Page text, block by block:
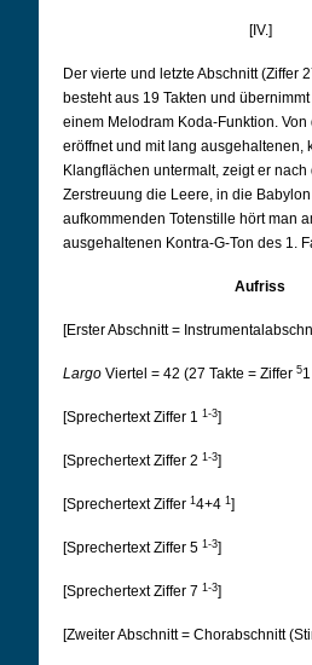
[IV.]
Der vierte und letzte Abschnitt (Ziffer
besteht aus 19 Takten und
einem Melodram Koda-Funktion.
eröffnet und mit lang ausgehaltenen,
Klangflächen untermalt, zeigt er
Zerstreuung die Leere, in die
aufkommenden Totenstille hört man
ausgehaltenen Kontra-G-Ton des 1.
Aufriss
[Erster Abschnitt =
Largo Viertel = 42 (27 Takte = Ziffer 5
[Sprechertext Ziffer 1 1-3]
[Sprechertext Ziffer 2 1-3]
[Sprechertext Ziffer 1 4+4 1 ]
[Sprechertext Ziffer 5 1-3]
[Sprechertext Ziffer 7 1-3]
[Zweiter Abschnitt = Chorabschnitt